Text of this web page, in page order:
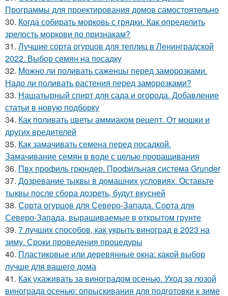
Программы для проектирования домов самостоятельно
30. Когда собирать морковь с грядки. Как определить
зрелость моркови по признакам?
31. Лучшие сорта огурцов для теплиц в Ленинградской
2022. Выбор семян на посадку
32. Можно ли поливать саженцы перед заморозками.
Надо ли поливать растения перед заморозками?
33. Нашатырный спирт для сада и огорода. Добавление
статьи в новую подборку
34. Как поливать цветы аммиаком рецепт. От мошки и
других вредителей
35. Как замачивать семена перед посадкой.
Замачивание семян в воде с целью проращивания
36. Пвх профиль грюндер. Профильная система Grunder
37. Дозревание тыквы в домашних условиях. Оставьте
тыквы после сбора дозреть, будут вкусней
38. Сорта огурцов для Северо-Запада. Сорта для
Северо-Запада, выращиваемые в открытом грунте
39. 7 лучших способов, как укрыть виноград в 2023 на
зиму. Сроки проведения процедуры
40. Пластиковые или деревянные окна: какой выбор
лучше для вашего дома
41. Как ухаживать за виноградом осенью. Уход за лозой
винограда осенью: опрыскивания для подготовки к зиме